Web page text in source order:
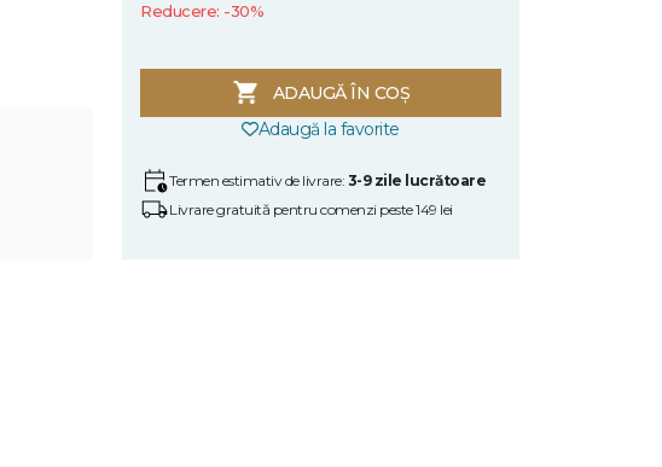
Reducere: -30%
ADAUGĂ ÎN COȘ
Adaugă la favorite
Termen estimativ de livrare: 3-9 zile lucrătoare
Livrare gratuită pentru comenzi peste 149 lei